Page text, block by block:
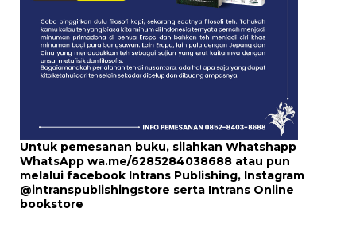
Untuk pemesanan buku, silahkan Whatshapp
WhatsApp wa.me/6285284038688 atau pun
melalui facebook Intrans Publishing, Instagram
@intranspublishingstore serta Intrans Online
bookstore